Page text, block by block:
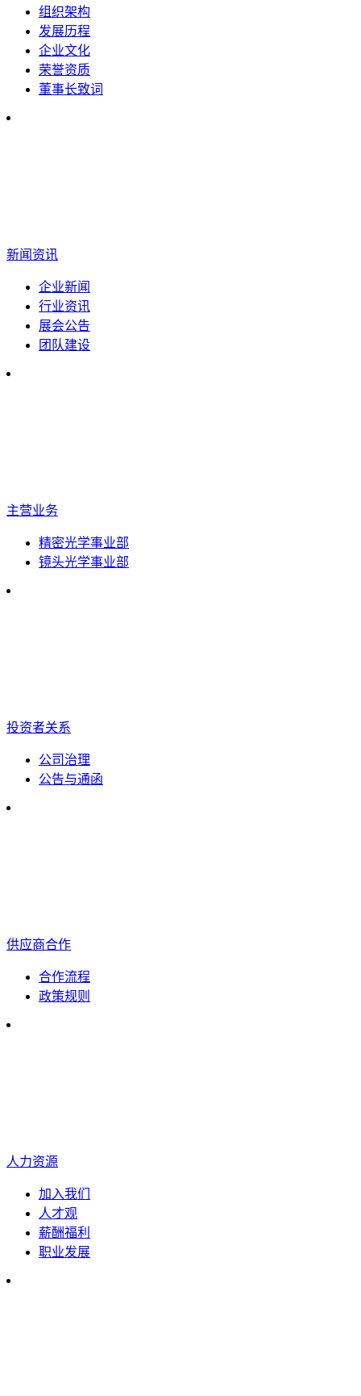
组织架构
发展历程
企业文化
荣誉资质
董事长致词
新闻资讯
企业新闻
行业资讯
展会公告
团队建设
主营业务
精密光学事业部
镜头光学事业部
投资者关系
公司治理
公告与通函
供应商合作
合作流程
政策规则
人力资源
加入我们
人才观
薪酬福利
职业发展